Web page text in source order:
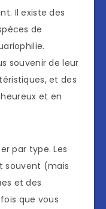
Il existe des
de
souvenir de leur
et des
et en
par type. Les
souvent (mais
et des
que vous